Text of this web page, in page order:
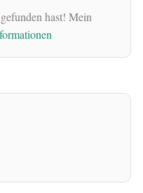
hast! Mein